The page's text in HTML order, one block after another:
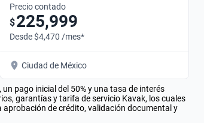
Precio contado
$225,999
Desde $4,470 /mes*
Ciudad de México
pago inicial del 50% y una tasa de interés
garantías y tarifa de servicio Kavak, los cuales
de crédito, validación documental y